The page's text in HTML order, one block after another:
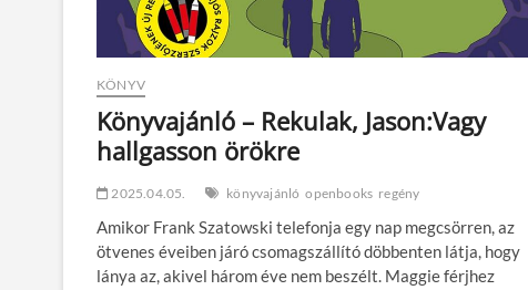
KÖNYV
Könyvajánló – Rekulak, Jason:Vagy
hallgasson örökre
2025.04.05. könyvajánló openbooks regény
Amikor Frank Szatowski telefonja egy nap megcsörren, az
ötvenes éveiben járó csomagszállító döbbenten látja, hogy
lánya az, akivel három éve nem beszélt. Maggie férjhez